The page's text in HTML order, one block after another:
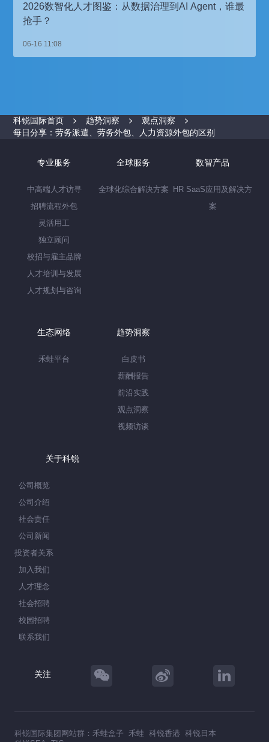
2026数智化人才图鉴：从数据治理到AI Agent，谁最
抢手？
06-16 11:08
科锐国际首页 趋势洞察
观点洞察
每日分享：劳务派遣、劳务外包、人力资源外包的区别
专业服务
中高端人才访寻
招聘流程外包
灵活用工
独立顾问
校招与雇主品牌
人才培训与发展
人才规划与咨询
全球服务
全球化综合解决方案
数智产品
HR SaaS应用及解决方
案
生态网络
禾蛙平台
趋势洞察
白皮书
薪酬报告
前沿实践
观点洞察
视频访谈
关于科锐
公司概览
公司介绍
社会责任
公司新闻
投资者关系
加入我们
人才理念
社会招聘
校园招聘
联系我们
关注
科锐国际集团网站群： 禾蛙盒子 禾蛙 科锐香港 科锐日本